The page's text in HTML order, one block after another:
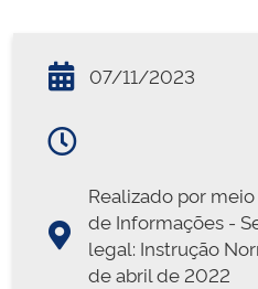
07/11/2023
Realizado por
de Informações -
legal: Instrução
de abril de 2022